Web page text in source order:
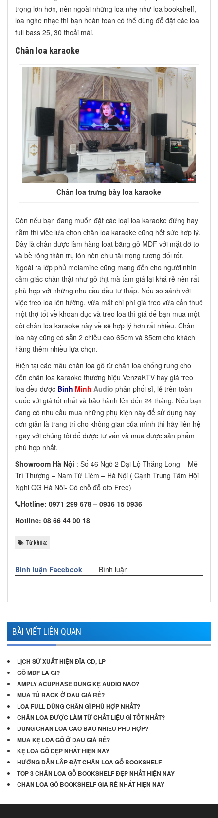
trọng lơn hơn, nên ngoài những loa nhẹ như loa bookshelf,
loa nghe nhạc thì bạn hoàn toàn có thể dùng để đặt các loa
full bass 25, 30 thoải mái.
Chân loa karaoke
Chân loa trưng bày loa karaoke
Còn nếu bạn đang muốn đặt các loại loa karaoke đứng hay
nằm thì việc lựa chọn chân loa karaoke cũng hết sức hợp lý.
Đây là chân được làm hàng loạt bằng gỗ MDF với mặt đỡ to
và bề rộng thân trụ lớn nên chịu tải trọng tương đối tốt.
Ngoài ra lớp phủ melamine cũng mang đến cho người nhìn
cảm giác chân thật như gỗ thịt mà tầm giá lại khá rẻ nên rất
phù hợp với những nhu cầu đầu tư thấp. Nếu so sánh với
việc treo loa lên tường, vừa mất chi phí giá treo vừa cần thuê
một thợ tốt về khoan đục và treo loa thì giá để bạn mua một
đôi chân loa karaoke này về sẽ hợp lý hơn rất nhiều. Chân
loa này cũng có sẵn 2 chiều cao 65cm và 85cm cho khách
hàng thêm nhiều lựa chọn.
Hiện tại các mẫu chân loa gỗ từ chân loa chống rung cho
đến chân loa karaoke thương hiệu VenzaKTV hay giá treo
loa đều được Binh Minh Audio phân phối sỉ, lẻ trên toàn
quốc với giá tốt nhất và bảo hành lên đến 24 tháng. Nếu bạn
đang có nhu cầu mua những phụ kiện này để sử dụng hay
đơn giản là trang trí cho không gian của mình thì hãy liên hệ
ngay với chúng tôi để được tư vấn và mua được sản phẩm
phù hợp nhất.
Showroom Hà Nội : Số 46 Ngõ 2 Đại Lộ Thăng Long – Mễ
Trì Thượng – Nam Từ Liêm – Hà Nội ( Cạnh Trung Tâm Hội
Nghị QG Hà Nội- Có chỗ đỗ oto Free)
Hotline: 0971 299 678 – 0936 15 0936
Hotline: 08 66 44 00 18
Từ khóa:
Bình luận Facebook Bình luận
BÀI VIẾT LIÊN QUAN
LỊCH SỬ XUẤT HIỆN ĐĨA CD, LP
GỖ MDF LÀ GÌ?
AMPLY ACUPHASE DÙNG KỆ AUDIO NÀO?
MUA TỦ RACK Ở ĐÂU GIÁ RẺ?
LOA FULL DÙNG CHÂN GÌ PHÙ HỢP NHẤT?
CHÂN LOA ĐƯỢC LÀM TỪ CHẤT LIỆU GÌ TỐT NHẤT?
DÙNG CHÂN LOA CAO BAO NHIÊU PHÙ HỢP?
MUA KỆ LOA GỖ Ở ĐÂU GIÁ RẺ?
KỆ LOA GỖ ĐẸP NHẤT HIỆN NAY
HƯỚNG DẪN LẮP ĐẶT CHÂN LOA GỖ BOOKSHELF
TOP 3 CHÂN LOA GỖ BOOKSHELF ĐẸP NHẤT HIỆN NAY
CHÂN LOA GỖ BOOKSHELF GIÁ RẺ NHẤT HIỆN NAY